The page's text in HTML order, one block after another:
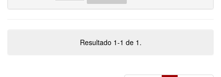
Resultado 1-1 de 1.